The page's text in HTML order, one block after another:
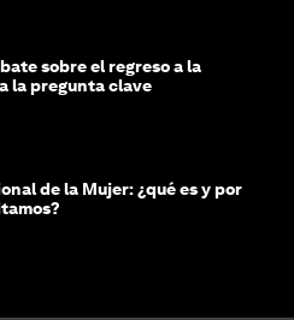
sobre el regreso a la
la pregunta clave
de la Mujer: ¿qué es y por